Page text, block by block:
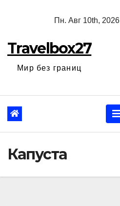
Пн. Авг 10th, 2026
Travelbox27
Мир без границ
Капуста